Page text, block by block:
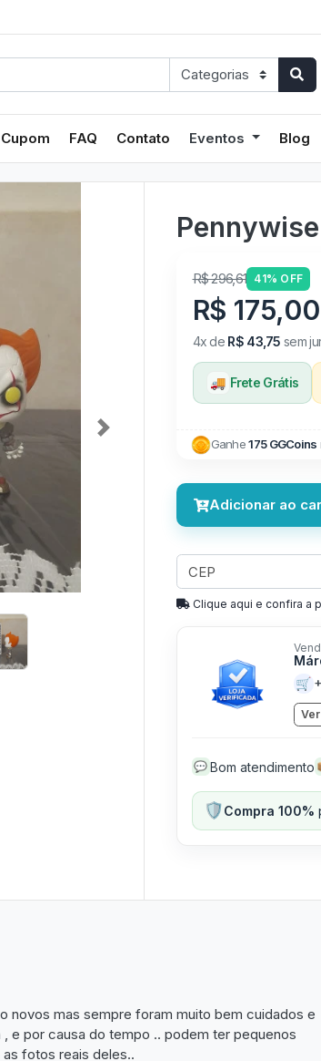
Cupom FAQ Contato Eventos Blog
Next
R$ 296,61 41% OFF
R$ 175,00
4x de R$ 43,75 sem
🚚 Frete Grátis
Ganhe175 GGCoins
Adicionar ao
Clique aqui e confira a
🛒
💬 Bom atendimento
🛡️Compra 100%
novos mas sempre foram muito bem cuidados e
e por causa do tempo .. podem ter pequenos
fotos reais deles..